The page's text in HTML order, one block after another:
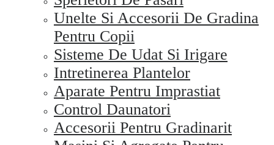
Unelte Si Accesorii De Gradina
Pentru Copii
Sisteme De Udat Si Irigare
Intretinerea Plantelor
Aparate Pentru Imprastiat
Control Daunatori
Accesorii Pentru Gradinarit